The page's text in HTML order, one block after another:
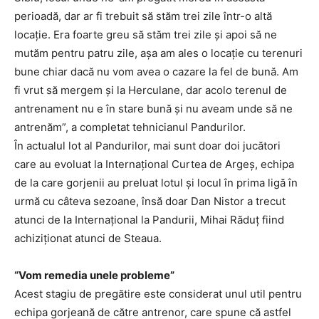
perioadă, dar ar fi trebuit să stăm trei zile într-o altă
locaţie. Era foarte greu să stăm trei zile şi apoi să ne
mutăm pentru patru zile, aşa am ales o locaţie cu terenuri
bune chiar dacă nu vom avea o cazare la fel de bună. Am
fi vrut să mergem şi la Herculane, dar acolo terenul de
antrenament nu e în stare bună şi nu aveam unde să ne
antrenăm”, a completat tehnicianul Pandurilor.
În actualul lot al Pandurilor, mai sunt doar doi jucători
care au evoluat la Internațional Curtea de Argeș, echipa
de la care gorjenii au preluat lotul și locul în prima ligă în
urmă cu câteva sezoane, însă doar Dan Nistor a trecut
atunci de la Internațional la Pandurii, Mihai Răduț fiind
achiziționat atunci de Steaua.
“Vom remedia unele probleme”
Acest stagiu de pregătire este considerat unul util pentru
echipa gorjeană de către antrenor, care spune că astfel